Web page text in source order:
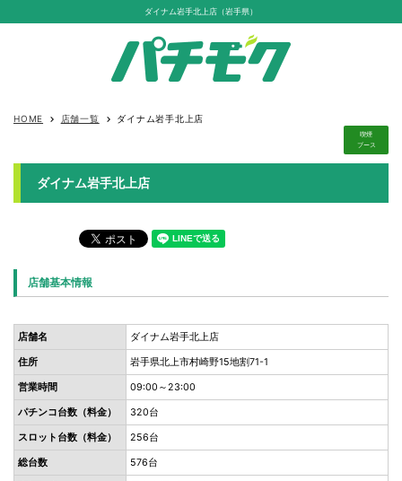
ダイナム岩手北上店（岩手県）
HOME keyboard_arrow_right 店舗一覧 keyboard_arrow_right ダイナム岩手北上店
喫煙
ブース
ダイナム岩手北上店
店舗基本情報
店舗名 ダイナム岩手北上店
住所 岩手県北上市村崎野15地割71-1
営業時間 09:00～23:00
パチンコ台数（料金） 320台
スロット台数（料金） 256台
総台数 576台